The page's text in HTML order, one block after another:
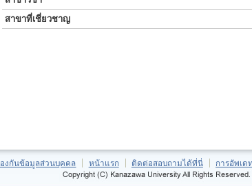
สาขาที่เชี่ยวชาญ
งกันข้อมูลส่วนบุคคล หน้าแรก ติดต่อสอบถามได้ที่นี่ การอัพเด